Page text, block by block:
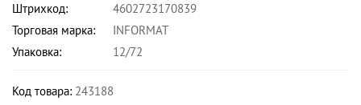
Штрихкод:
4602723170839
Торговая марка:
INFORMAT
Упаковка:
12/72
Код товара: 243188